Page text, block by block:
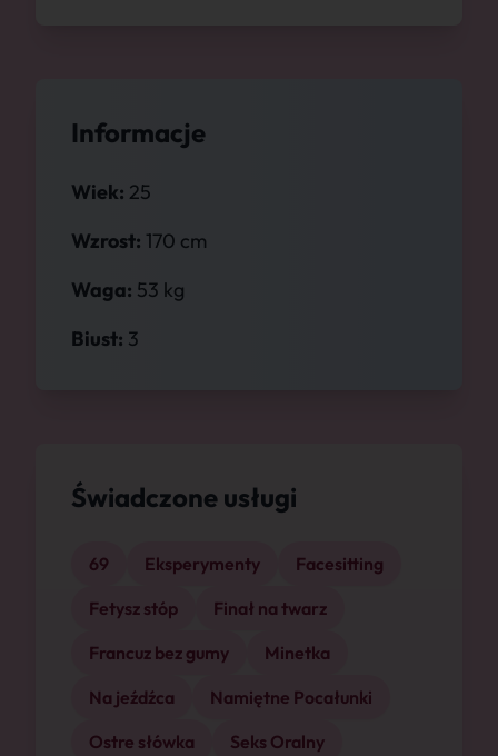
Informacje
Wiek: 25
Wzrost: 170 cm
Waga: 53 kg
Biust: 3
Świadczone usługi
69 Eksperymenty
Facesitting
Fetysz stóp
Finał na twarz
Francuz bez gumy
Minetka
Na jeźdźca
Namiętne Pocałunki
Ostre słówka
Seks Oralny